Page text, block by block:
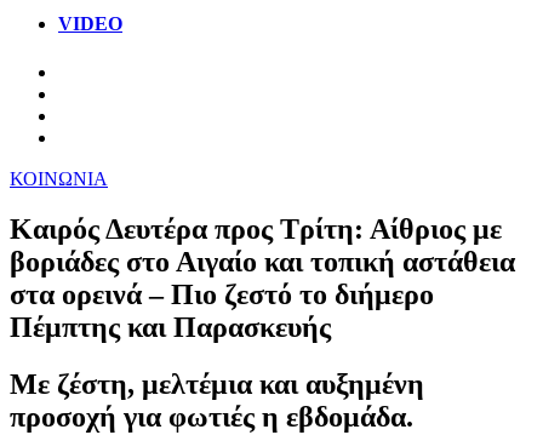
VIDEO
ΚΟΙΝΩΝΙΑ
Καιρός Δευτέρα προς Τρίτη: Αίθριος με
βοριάδες στο Αιγαίο και τοπική αστάθεια
στα ορεινά – Πιο ζεστό το διήμερο
Πέμπτης και Παρασκευής
Με ζέστη, μελτέμια και αυξημένη
προσοχή για φωτιές η εβδομάδα.